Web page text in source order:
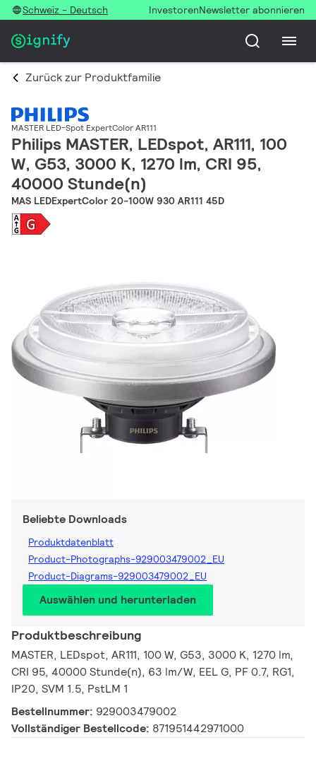
Schweiz - Deutsch InvestorenNewsletter abonnieren
Zurück zur Produktfamilie
MASTER LED-Spot ExpertColor AR111
Philips MASTER, LEDspot, AR111, 100
W, G53, 3000 K, 1270 lm, CRI 95,
40000 Stunde(n)
MAS LEDExpertColor 20-100W 930 AR111 45D
Beliebte Downloads
Produktdatenblatt
Product-Photographs-929003479002_EU
Product-Diagrams-929003479002_EU
Auswählen und herunterladen
Produktbeschreibung
MASTER, LEDspot, AR111, 100 W, G53, 3000 K, 1270 lm,
CRI 95, 40000 Stunde(n), 63 lm/W, EEL G, PF 0.7, RG1,
IP20, SVM 1.5, PstLM 1
Bestellnummer: 929003479002
Vollständiger Bestellcode: 871951442971000